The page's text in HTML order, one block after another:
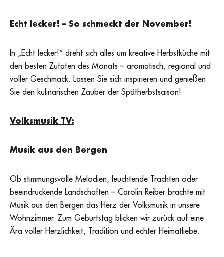
Echt lecker! – So schmeckt der November!
In „Echt lecker!“ dreht sich alles um kreative Herbstküche mit
den besten Zutaten des Monats – aromatisch, regional und
voller Geschmack. Lassen Sie sich inspirieren und genießen
Sie den kulinarischen Zauber der Spätherbstsaison!
Volksmusik TV:
Musik aus den Bergen
Ob stimmungsvolle Melodien, leuchtende Trachten oder
beeindruckende Landschaften – Carolin Reiber brachte mit
Musik aus den Bergen das Herz der Volksmusik in unsere
Wohnzimmer. Zum Geburtstag blicken wir zurück auf eine
Ära voller Herzlichkeit, Tradition und echter Heimatliebe.